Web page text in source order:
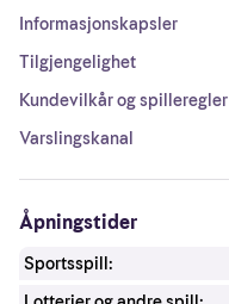
Informasjonskapsler
Tilgjengelighet
Kundevilkår og spilleregler
Varslingskanal
Åpningstider
Sportsspill: